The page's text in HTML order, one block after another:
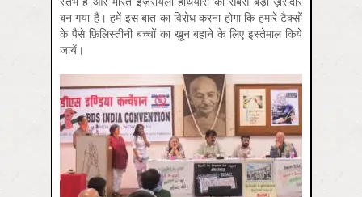
बन गया है। हमें इस बात का विरोध करना होगा कि हमारे टैक्‍सों
के पैसे फ़ि‍लिस्‍तीनी बच्चों का ख़ून बहाने के लिए इस्तेमाल किये
जायें।